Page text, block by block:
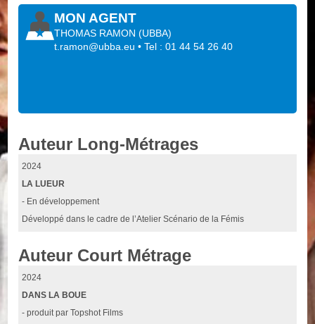
MON AGENT
THOMAS RAMON (UBBA)
t.ramon@ubba.eu • Tel : 01 44 54 26 40
Auteur Long-Métrages
2024
LA LUEUR
- En développement
Développé dans le cadre de l’Atelier Scénario de la Fémis
Auteur Court Métrage
2024
DANS LA BOUE
- produit par Topshot Films